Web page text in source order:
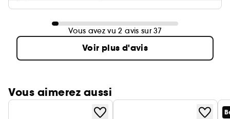
Vous avez vu 2 avis sur 37
Voir plus d'avis
Vous aimerez aussi